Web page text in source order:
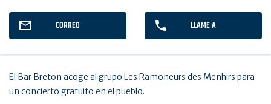
CORREO LLAME A
El Bar Breton acoge al grupo Les Ramoneurs des Menhirs para
un concierto gratuito en el pueblo.